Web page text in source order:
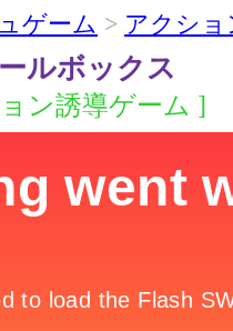
ゲーム > アクショ
ルボックス
ン誘導ゲーム ]